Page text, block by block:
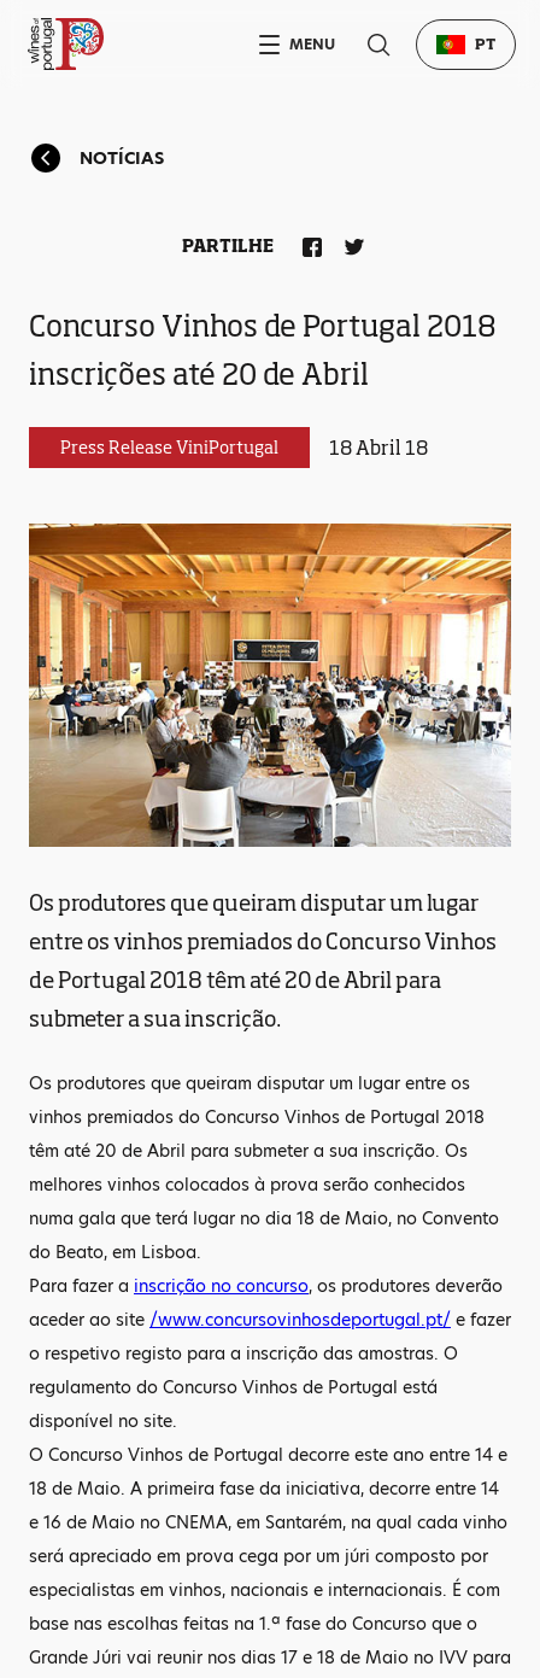
NOTÍCIAS
Concurso Vinhos de Portugal 2018
inscrições até 20 de Abril
Press Release ViniPortugal 18 Abril 18
PARTILHE
Os produtores que queiram disputar um lugar
entre os vinhos premiados do Concurso Vinhos
de Portugal 2018 têm até 20 de Abril para
submeter a sua inscrição.
Os produtores que queiram disputar um lugar entre os
vinhos premiados do Concurso Vinhos de Portugal 2018
têm até 20 de Abril para submeter a sua inscrição. Os
melhores vinhos colocados à prova serão conhecidos
numa gala que terá lugar no dia 18 de Maio, no Convento
do Beato, em Lisboa.
Para fazer a inscrição no concurso, os produtores deverão
aceder ao site /www.concursovinhosdeportugal.pt/ e fazer
o respetivo registo para a inscrição das amostras. O
regulamento do Concurso Vinhos de Portugal está
disponível no site.
O Concurso Vinhos de Portugal decorre este ano entre 14 e
18 de Maio. A primeira fase da iniciativa, decorre entre 14
e 16 de Maio no CNEMA, em Santarém, na qual cada vinho
será apreciado em prova cega por um júri composto por
especialistas em vinhos, nacionais e internacionais. É com
base nas escolhas feitas na 1.ª fase do Concurso que o
Grande Júri vai reunir nos dias 17 e 18 de Maio no IVV para
MENU PT